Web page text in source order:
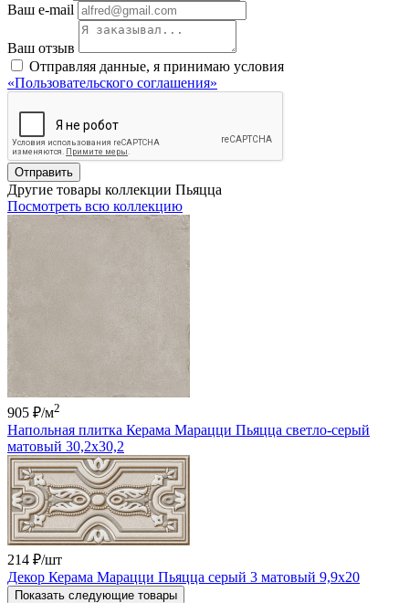
Ваш e-mail
Ваш отзыв
Отправляя данные, я принимаю условия
«Пользовательского соглашения»
Отправить
Другие товары коллекции Пьяцца
Посмотреть всю коллекцию
905 ₽/м2
Напольная плитка Керама Марацци Пьяцца светло-серый
матовый 30,2x30,2
214 ₽/шт
Декор Керама Марацци Пьяцца серый 3 матовый 9,9x20
Показать следующие товары